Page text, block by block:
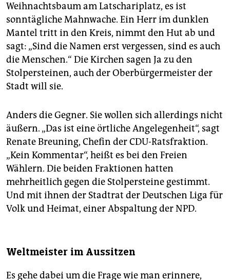
Weihnachtsbaum am Latschariplatz, es ist
sonntägliche Mahnwache. Ein Herr im dunklen
Mantel tritt in den Kreis, nimmt den Hut ab und
sagt: „Sind die Namen erst vergessen, sind es auch
die Menschen.“ Die Kirchen sagen Ja zu den
Stolpersteinen, auch der Oberbürgermeister der
Stadt will sie.
Anders die Gegner. Sie wollen sich allerdings nicht
äußern. „Das ist eine örtliche Angelegenheit“, sagt
Renate Breuning, Chefin der CDU-Ratsfraktion.
„Kein Kommentar“, heißt es bei den Freien
Wählern. Die beiden Fraktionen hatten
mehrheitlich gegen die Stolpersteine gestimmt.
Und mit ihnen der Stadtrat der Deutschen Liga für
Volk und Heimat, einer Abspaltung der NPD.
Weltmeister im Aussitzen
Es gehe dabei um die Frage wie man erinnere,